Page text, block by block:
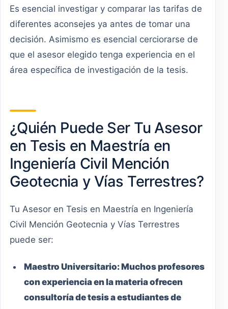
Es esencial investigar y comparar las tarifas de
diferentes aconsejes ya antes de tomar una
decisión. Asimismo es esencial cerciorarse de
que el asesor elegido tenga experiencia en el
área específica de investigación de la tesis.
¿Quién Puede Ser Tu Asesor
en Tesis en Maestría en
Ingeniería Civil Mención
Geotecnia y Vías Terrestres?
Tu Asesor en Tesis en Maestría en Ingeniería
Civil Mención Geotecnia y Vías Terrestres
puede ser:
MaestroUniversitario:Muchos profesores
con experiencia en la materia ofrecen
consultoría de tesis a estudiantes de